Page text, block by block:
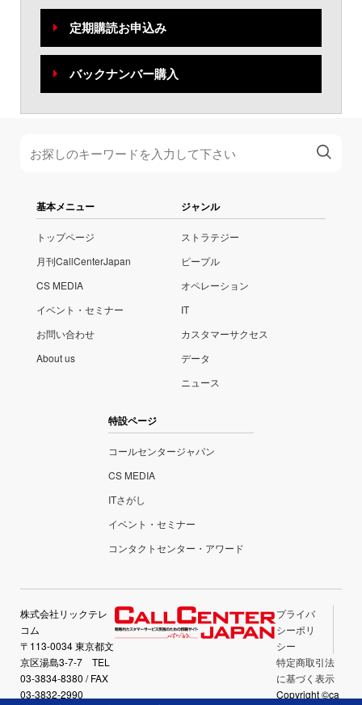
定期購読お申込み
バックナンバー購入
基本メニュー
トップページ
月刊CallCenterJapan
CS MEDIA
イベント・セミナー
お問い合わせ
About us
ジャンル
ストラテジー
ピープル
オペレーション
IT
カスタマーサクセス
データ
ニュース
特設ページ
コールセンタージャパン
CS MEDIA
ITさがし
イベント・セミナー
コンタクトセンター・アワード
株式会社リックテレ
コム
〒113-0034 東京都文
京区湯島3-7-7 TEL
03-3834-8380 / FAX
03-3832-2990
プライバ
シーポリ
シー
特定商取引法
に基づく表示
Copyright ©ca